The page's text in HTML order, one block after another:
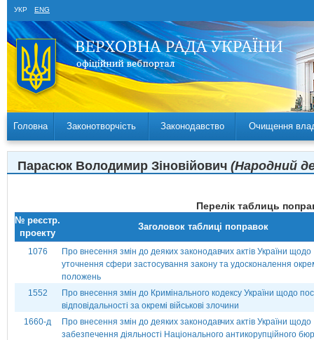
УКР ENG
Головна Законотворчість Законодавство Очищення
Парасюк Володимир Зіновійович (Народний
Перелік таблиць
№ реєстр.
проекту
Заголовок таблиці поправок
1076
Про внесення змін до деяких законодавчих актів України щодо
уточнення сфери застосування закону та удосконалення
положень
1552
Про внесення змін до Кримінального кодексу України щодо
відповідальності за окремі військові злочини
1660-д
Про внесення змін до деяких законодавчих актів України щодо
забезпечення діяльності Національного антикорупційного